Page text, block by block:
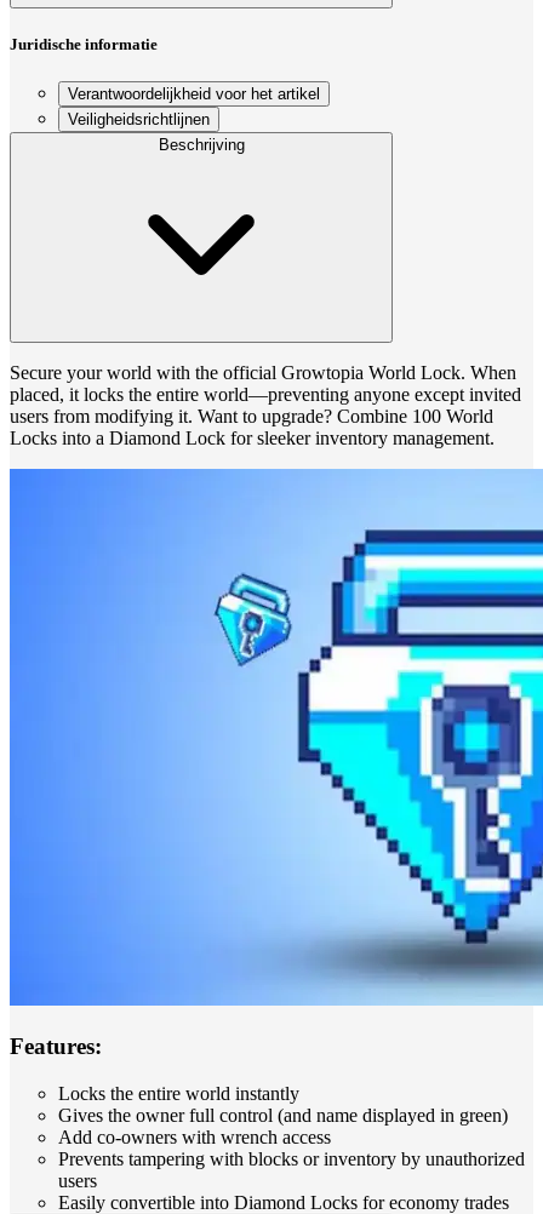
Juridische informatie
Verantwoordelijkheid voor het artikel
Veiligheidsrichtlijnen
Beschrijving
Secure your world with the official Growtopia World Lock. When
placed, it locks the entire world—preventing anyone except invited
users from modifying it. Want to upgrade? Combine 100 World
Locks into a Diamond Lock for sleeker inventory management.
Features:
Locks the entire world instantly
Gives the owner full control (and name displayed in green)
Add co‑owners with wrench access
Prevents tampering with blocks or inventory by unauthorized
users
Easily convertible into Diamond Locks for economy trades